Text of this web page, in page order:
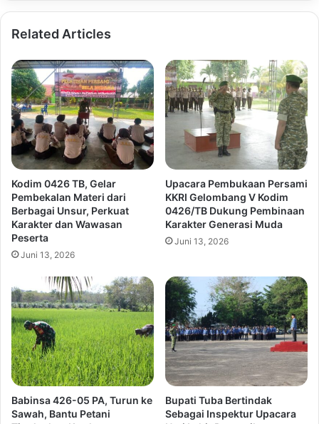
Related Articles
Kodim 0426 TB, Gelar
Pembekalan Materi dari
Berbagai Unsur, Perkuat
Karakter dan Wawasan
Peserta
Juni 13, 2026
Upacara Pembukaan Persami
KKRI Gelombang V Kodim
0426/TB Dukung Pembinaan
Karakter Generasi Muda
Juni 13, 2026
Babinsa 426-05 PA, Turun ke
Sawah, Bantu Petani
Bupati Tuba Bertindak
Sebagai Inspektur Upacara